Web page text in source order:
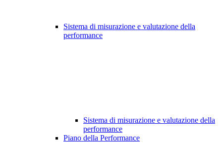
Sistema di misurazione e valutazione della
performance
Sistema di misurazione e valutazione della
performance
Piano della Performance